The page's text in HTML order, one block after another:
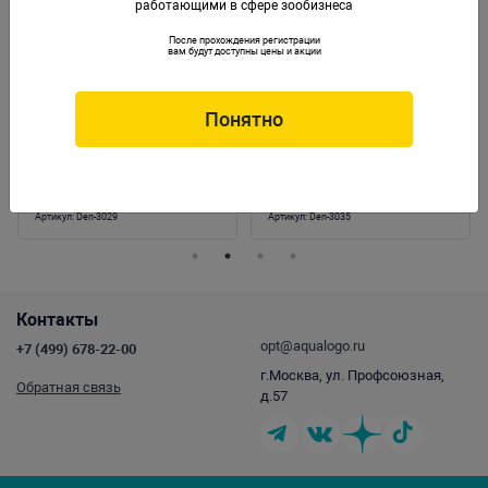
Артикул:Den-3029 Артикул:Den-3035
Контакты
+7 (499) 678-22-00
Обратная связь
opt@aqualogo.ru
г.Москва, ул. Профсоюзная,
д.57
работающими в сфере зообизнеса
После прохождения регистрации
вам будут доступны цены и акции
Понятно